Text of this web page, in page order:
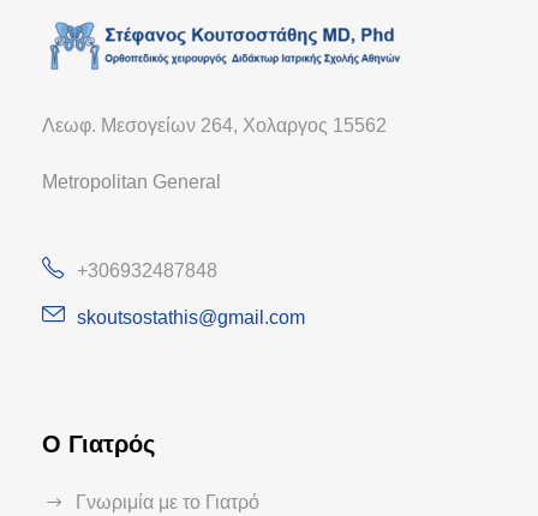
Λεωφ. Μεσογείων 264, Χολαργος 15562
Metropolitan General
+306932487848
skoutsostathis@gmail.com
Ο Γιατρός
Γνωριμία με το Γιατρό